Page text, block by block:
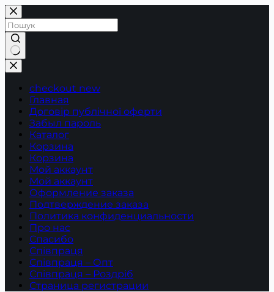
Перейти
до
вмісту
Немає
результатів
checkout new
Главная
Договір публічної оферти
Забыл пароль
Каталог
Корзина
Корзина
Мой аккаунт
Мой аккаунт
Оформление заказа
Подтверждение заказа
Политика конфиденциальности
Про нас
Спасибо
Співпраця
Співпраця – Опт
Співпраця – Роздріб
Страница регистрации